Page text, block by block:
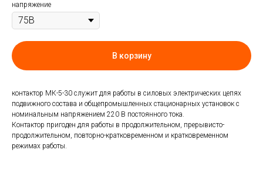
напряжение
В корзину
контактор МК-5-30 служит для работы в силовых электрических цепях
подвижного состава и общепромышленных стационарных установок с
номинальным напряжением 220 В постоянного тока.
Контактор пригоден для работы в продолжительном, прерывисто-
продолжительном, повторно-кратковременном и кратковременном
режимах работы.